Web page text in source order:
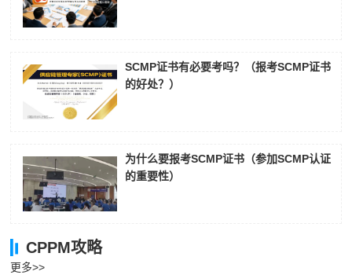
SCMP证书有必要考吗？（报考SCMP证书
的好处？）
为什么要报考SCMP证书（参加SCMP认证
的重要性）
CPPM攻略
更多>>